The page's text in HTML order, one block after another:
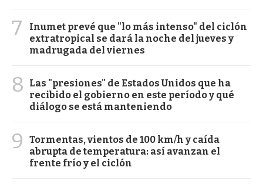
7
Inumet prevé que "lo más intenso" del ciclón
extratropical se dará la noche del jueves y
madrugada del viernes
8
Las "presiones" de Estados Unidos que ha
recibido el gobierno en este período y qué
diálogo se está manteniendo
9
Tormentas, vientos de 100 km/h y caída
abrupta de temperatura: así avanzan el
frente frío y el ciclón